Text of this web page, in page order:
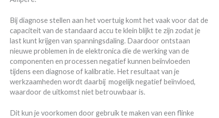
Bij diagnose stellen aan het voertuig komt het vaak voor dat de
capaciteit van de standaard accu te klein blijkt te zijn zodat je
last kunt krijgen van spanningsdaling. Daardoor ontstaan
nieuwe problemen in de elektronica die de werking van de
componenten en processen negatief kunnen beïnvloeden
tijdens een diagnose of kalibratie. Het resultaat van je
werkzaamheden wordt daarbij mogelijk negatief beïnvloed,
waardoor de uitkomst niet betrouwbaar is.
Dit kun je voorkomen door gebruik te maken van een flinke